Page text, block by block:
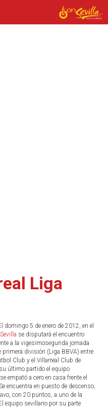
Liga
domingo 5 de enero de 2012, en el
se disputará el encuentro
a la vigesimosegunda jornada
primera división (Liga BBVA) entre
Club y el Villarreal Club de
último partido el equipo
empató a cero en casa frente el
encuentra en puesto de descenso,
con 20 puntos, a uno de la
equipo sevillano por su parte